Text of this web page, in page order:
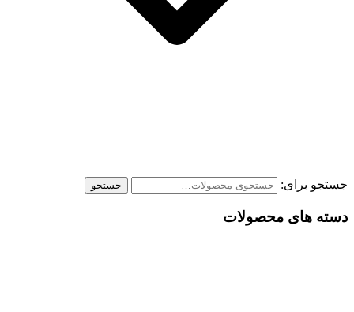
جستجو برای: جستجو
دسته های محصولات